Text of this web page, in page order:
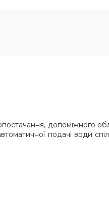
допоміжного
подачі води